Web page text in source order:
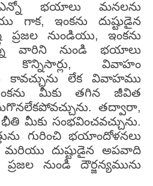
భయాలు మనలను
గాక, ఇంకను దుష్టుడైన
ప్రజల నుండియు, ఇంకను
వారిని నుండి భయాలు
కొన్నిసార్లు, వివాహం
కావచ్చును లేక వివాహము
ఇంకను మీకు తగిన జీవిత
తద్వారా,
భీతి మీకు సంభవించవచ్చును.
గురించి భయాందోళనలు
మరియు దుష్టుడైన అపవాది
నుండి దౌర్జన్యమును